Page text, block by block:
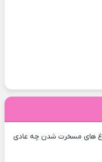
های مسخرت شدن چه عادی